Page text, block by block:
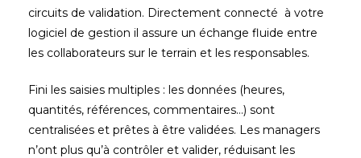
circuits de validation. Directement connecté à votre
logiciel de gestion il assure un échange fluide entre
les collaborateurs sur le terrain et les responsables.
Fini les saisies multiples : les données (heures,
quantités, références, commentaires…) sont
centralisées et prêtes à être validées. Les managers
n’ont plus qu’à contrôler et valider, réduisant les